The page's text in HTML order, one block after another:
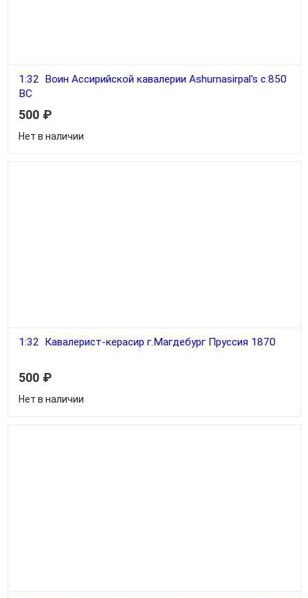
1:32 Воин Ассирийской кавалерии Ashurnasirpal's c.850
BC
500 ₽
Нет в наличии
1:32 Кавалерист-керасир г.Магдебург Пруссия 1870
500 ₽
Нет в наличии